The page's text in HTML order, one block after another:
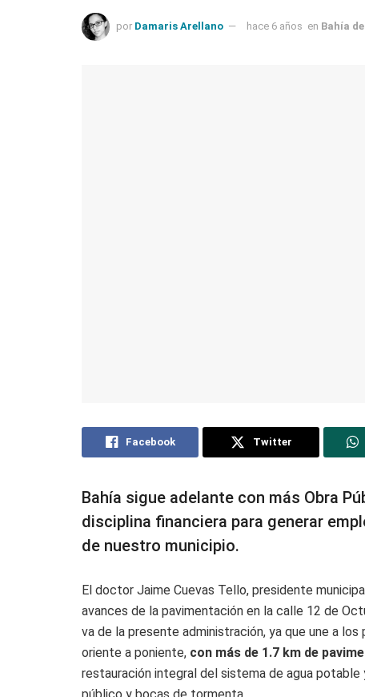
por Damaris Arellano hace 6 años en Bahía
Facebook Twitter
Bahía sigue adelante con más Obra
disciplina financiera para generar
de nuestro municipio.
El doctor Jaime Cuevas Tello, presidente
avances de la pavimentación en la calle 12 de
va de la presente administración, ya que une a
oriente a poniente, con más de 1.7 km de
restauración integral del sistema de agua